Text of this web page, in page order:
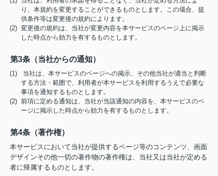
り、本規約を変更することができるものとします。この場合、提
供条件等は変更後の規約によります。
(2) 変更後の規約は、当社が変更内容を本サービスのページ上に掲示
した時点から効力を有するものとします。
第3条（当社からの通知）
(1) 当社は、本サービスのページへの掲示、その他当社が適当と判断
する方法・範囲で、利用者が本サービスを利用するうえで必要な
事項を通知するものとします。
(2) 前項に定める通知は、当社が当該通知の内容を、本サービスのペ
ージに掲示した時点から効力を有するものとします。
第4条（著作権）
本サービスにおいて当社が提供するページ等のコンテンツ、画面
デザインその他一切の著作物の著作権は、当社又は当社が定める
者に帰属するものとします。